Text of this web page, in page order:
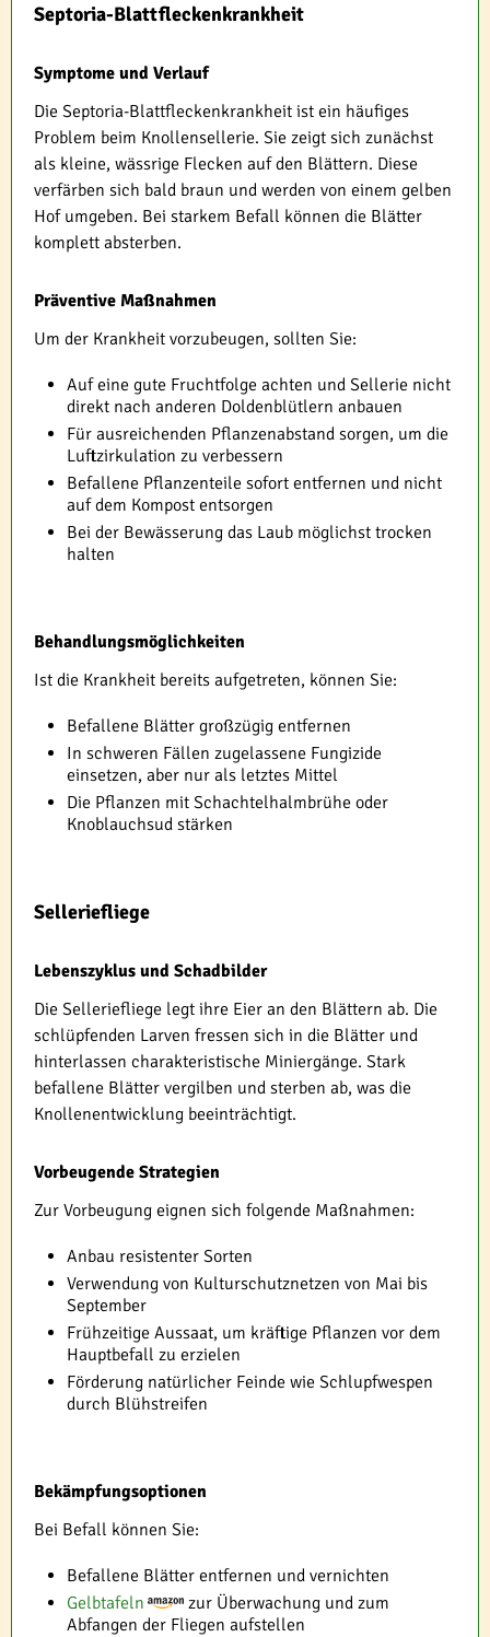
Septoria-Blattfleckenkrankheit
Symptome und Verlauf
Die Septoria-Blattfleckenkrankheit ist ein häufiges
Problem beim Knollensellerie. Sie zeigt sich zunächst
als kleine, wässrige Flecken auf den Blättern. Diese
verfärben sich bald braun und werden von einem gelben
Hof umgeben. Bei starkem Befall können die Blätter
komplett absterben.
Präventive Maßnahmen
Um der Krankheit vorzubeugen, sollten Sie:
Auf eine gute Fruchtfolge achten und Sellerie nicht
direkt nach anderen Doldenblütlern anbauen
Für ausreichenden Pflanzenabstand sorgen, um die
Luftzirkulation zu verbessern
Befallene Pflanzenteile sofort entfernen und nicht
auf dem Kompost entsorgen
Bei der Bewässerung das Laub möglichst trocken
halten
Behandlungsmöglichkeiten
Ist die Krankheit bereits aufgetreten, können Sie:
Befallene Blätter großzügig entfernen
In schweren Fällen zugelassene Fungizide
einsetzen, aber nur als letztes Mittel
Die Pflanzen mit Schachtelhalmbrühe oder
Knoblauchsud stärken
Selleriefliege
Lebenszyklus und Schadbilder
Die Selleriefliege legt ihre Eier an den Blättern ab. Die
schlüpfenden Larven fressen sich in die Blätter und
hinterlassen charakteristische Miniergänge. Stark
befallene Blätter vergilben und sterben ab, was die
Knollenentwicklung beeinträchtigt.
Vorbeugende Strategien
Zur Vorbeugung eignen sich folgende Maßnahmen:
Anbau resistenter Sorten
Verwendung von Kulturschutznetzen von Mai bis
September
Frühzeitige Aussaat, um kräftige Pflanzen vor dem
Hauptbefall zu erzielen
Förderung natürlicher Feinde wie Schlupfwespen
durch Blühstreifen
Bekämpfungsoptionen
Bei Befall können Sie:
Befallene Blätter entfernen und vernichten
Gelbtafeln
zur Überwachung und zum
Abfangen der Fliegen aufstellen